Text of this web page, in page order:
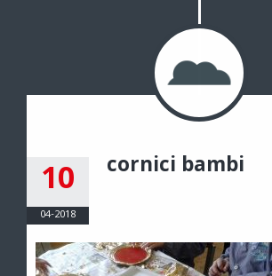
10
04-2018
cornici bambi